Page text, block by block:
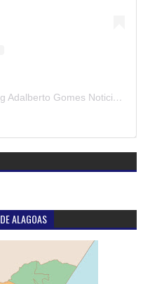
Uma publicação partilhada por Blog Adalberto Gomes Noticias (@blogadalbertogomesnoticiass)
ALAGOAS